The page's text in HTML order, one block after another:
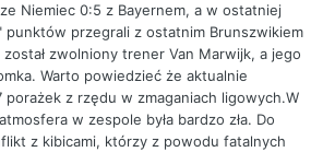
Niemiec 0:5 z Bayernem, a w ostatniej
punktów przegrali z ostatnim Brunszwikiem
zwolniony trener Van Marwijk, a jego
Warto powiedzieć że aktualnie
porażek z rzędu w zmaganiach ligowych.W
w zespole była bardzo zła. Do
z kibicami, którzy z powodu fatalnych